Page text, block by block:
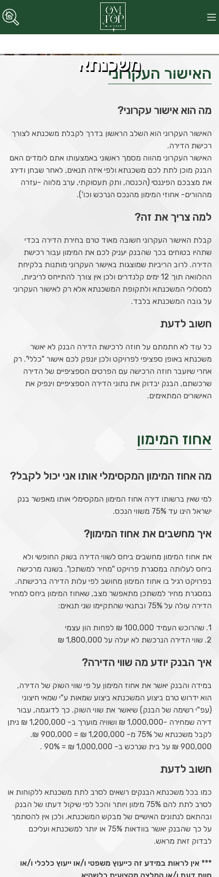
משכנתא
האישור העקרוני
מה הוא אישור עקרוני?
האישור העקרוני הוא השלב הראשון בדרך לקבלת משכנתא לצורך
רכישת הדירה.
האישור העקרוני מהווה מסמך ראשוני באמצעותו אתם לומדים האם
הבנק מוכן לתת לכם משכנתא ולפי איזה תנאים, לאחר שבחן ודירג
את מצבכם הפיננסי (הכנסה, ותק תעסוקתי, ערב מלווה -עזרה
מההורים- אחוזי המימון מהנכס הנרכש וכו').
למה צריך את זה?
קבלת האישור העקרוני חשובה מאוד טרם בחירת הדירה בכדי
שתהיו בטוחים בכך שהבנק יעניק לכם את המימון עבור רכישת
הדירה. לרוב הריביות שמוצגות באישור העקרוני מותנות בלקיחת
ההלוואה תוך 12 ימים קלנדרים ולכן אין צורך להתייחס לריביות,
למסלולי המשכנתא ולתקופת המשכנתא אלא רק לאישור העקרוני
על גובה המשכנתא בלבד.
חשוב לדעת
כל עוד לא חתמתם על חוזה לרכישת הדירה הבנק לא יאשר
משכנתא באופן ספציפי לפרויקט ולכן יונפק לכם אישור "כללי". רק
אחרי שיועבר חוזה הרכישה עם הפרטים הספציפיים של הדירה
שרכשתם, הבנק יבדוק את נתוני הדירה הספציפיים וינפיק את
האישורים המתאימים.
אחוז המימון
מה אחוז המימון המקסימלי אותו אני יכול לקבל?
למי שאין ברשותו דירה אחוז המימון המקסימלי אותו מאפשר בנק
ישראל הינו עד 75% משווי הנכס.
איך מחשבים את אחוז המימון?
את אחוז המימון מחשבים ביחס לשווי הדירה בשוק החופשי ולא
ביחס לעלותה במסגרת פרויקט "מחיר למשתכן". בשונה מרכישה
בפרויקט רגיל בו אחוז המימון מחושב לפי עלות הדירה ברכישתה.
במסגרת מחיר למשתכן מתאפשר מצב, שאחוז המימון ביחס למחיר
הדירה עולה על 75% ובתנאי שהתקיימו שני תנאים:
1. שהרוכש העמיד 100,000 ₪ לפחות הון עצמי
2. שווי הדירה הנרכשת לא יעלה על 1,800,000 ₪
איך הבנק יודע מה שווי הדירה?
במידה והבנק יאשר את אחוז המימון על פי שווי השוק של הדירה,
הוא ידרוש טרם ביצוע המשכנתא ביצוע שמאות ע"י שמאי חיצוני
(עפ"י רשימה של הבנק) שיאשר את שווי השוק. כך לדוגמה, עבור
דירה שמחירה -1,000,000 ₪ ושוויה מוערך ב- 1,200,000 ₪ ניתן
לקבל משכנתא של 75% מ- 1,200,000 ₪ = 900,000 ₪.
900,000 ₪ על בית שנרכש ב- 1,000,000 ₪ = 90% .
חשוב לדעת
כמו בכל משכנתא הבנקים רשאים לסרב לתת משכנתא ללקוחות או
לסרב לתת להם 75% מימון ויותר והכל לפי שיקול דעתו של הבנק
ובהתאם לנתונים האישיים של מבקש המשכנתא. ולכן אין להסתמך
על כך שהבנק יאשר בוודאות 75% או יותר למשכנתא ועליכם
לבדוק זאת מראש.
*** אין לראות במידע זה כייעוץ משפטי ו/או ייעוץ כלכלי ו/או